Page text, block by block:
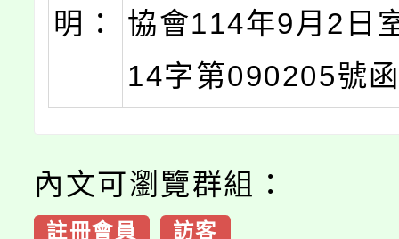
明：
協會114年9月2日
14字第090205號
內文可瀏覽群組：
註冊會員 訪客